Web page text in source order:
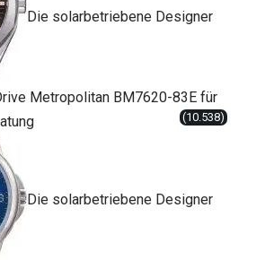
Die solarbetriebene Designer
Metropolitan BM7620-83E für
(10.538)
Die solarbetriebene Designer